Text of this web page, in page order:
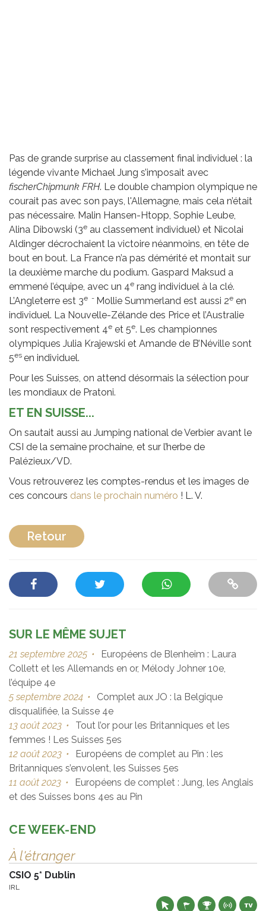
Pas de grande surprise au classement final individuel : la
légende vivante Michael Jung s’imposait avec
fischerChipmunk FRH. Le double champion olympique ne
courait pas avec son pays, l'Allemagne, mais cela n’était
pas nécessaire. Malin Hansen-Htopp, Sophie Leube,
Alina Dibowski (3e au classement individuel) et Nicolai
Aldinger décrochaient la victoire néanmoins, en tête de
bout en bout. La France n’a pas démérité et montait sur
la deuxième marche du podium. Gaspard Maksud a
emmené l’équipe, avec un 4e rang individuel à la clé.
L’Angleterre est 3e - Mollie Summerland est aussi 2e en
individuel. La Nouvelle-Zélande des Price et l’Australie
sont respectivement 4e et 5e. Les championnes
olympiques Julia Krajewski et Amande de B’Néville sont
5es en individuel.
Pour les Suisses, on attend désormais la sélection pour
les mondiaux de Pratoni.
ET EN SUISSE...
On sautait aussi au Jumping national de Verbier avant le
CSI de la semaine prochaine, et sur l’herbe de
Palézieux/VD.
Vous retrouverez les comptes-rendus et les images de
ces concours dans le prochain numéro ! L. V.
Retour
SUR LE MÊME SUJET
21 septembre 2025 •
Européens de Blenheim : Laura
Collett et les Allemands en or, Mélody Johner 10e,
l’équipe 4e
5 septembre 2024 •
Complet aux JO : la Belgique
disqualifiée, la Suisse 4e
13 août 2023 •
Tout l’or pour les Britanniques et les
femmes ! Les Suisses 5es
12 août 2023 •
Européens de complet au Pin : les
Britanniques s’envolent, les Suisses 5es
11 août 2023 •
Européens de complet : Jung, les Anglais
et des Suisses bons 4es au Pin
CE WEEK-END
À l'étranger
CSIO 5* Dublin
IRL